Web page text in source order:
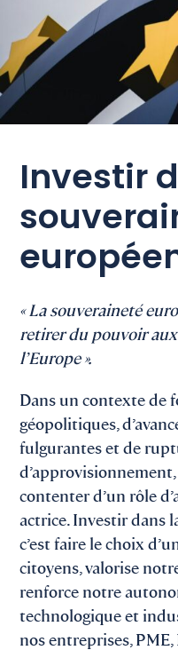
Investir
« La souveraineté
retirer du pouvoir
l’Europe ».
Dans un contexte de
géopolitiques,
fulgurantes et de
contenter d’un rôle
actrice. Investir dans
c’est faire le choix
citoyens, valorise
renforce notre
technologique et
nos entreprises,